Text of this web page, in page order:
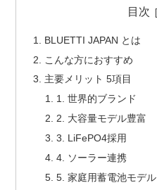
目次
BLUETTI JAPAN とは
こんな方におすすめ
主要メリット 5項目
1. 世界的ブランド
2. 大容量モデル豊富
3. LiFePO4採用
4. ソーラー連携
5. 家庭用蓄電池モデル